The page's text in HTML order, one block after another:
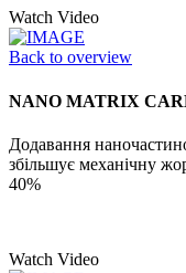
Watch Video
Back to overview
NANO MATRIX
Додавання
збільшує механічну
40%
Watch Video